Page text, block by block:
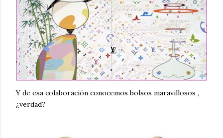
Y de esa colaboración conocemos bolsos maravillosos ,
¿verdad?